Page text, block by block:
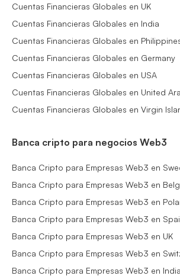
Cuentas Financieras Globales en UK
Cuentas Financieras Globales en India
Cuentas Financieras Globales en
Cuentas Financieras Globales en Germany
Cuentas Financieras Globales en USA
Cuentas Financieras Globales en United
Cuentas Financieras Globales en Virgin
Banca cripto para negocios Web3
Banca Cripto para Empresas Web3 en
Banca Cripto para Empresas Web3 en
Banca Cripto para Empresas Web3 en
Banca Cripto para Empresas Web3 en
Banca Cripto para Empresas Web3 en UK
Banca Cripto para Empresas Web3 en
Banca Cripto para Empresas Web3 en India